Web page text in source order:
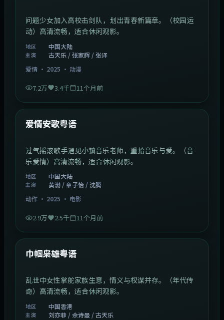
问题少女加入高校击剑队，划出青春新篇章。（校园运
动）高清流畅，适合休闲观影。
地区 中国大陆
主演
古天乐 / 张家辉 / 张译
爱情· 2025 · 动漫
7.2万 3.4千 11个月前
最新
爱情安歌粤语
过气摇滚歌手遇见小镇音乐老师，重拾音乐与爱。（音
乐爱情）高清流畅，适合休闲观影。
地区 中国大陆
主演
黄渤 / 章子怡 / 沈腾
动作· 2025 · 电影
2.9万 2.5千 11个月前
最新
巾帼枭雄粤语
乱世中女性掌舵家族生意，情义与权谋并存。（年代传
奇）高清流畅，适合休闲观影。
地区 中国香港
主演
刘亦菲 / 佘诗曼 / 古天乐